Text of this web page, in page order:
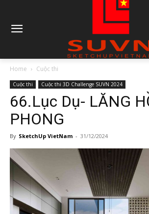
Home Cuộc thi
Cuộc thi Cuộc thi 3D Challenge SUVN 2024
66.Lục Dụ- LĂNG
PHONG
By SketchUp VietNam - 31/12/2024